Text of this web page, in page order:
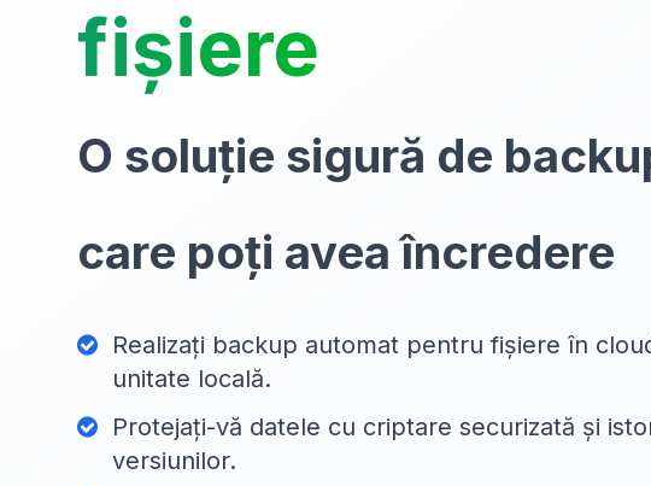
fișiere
O soluție sigură de
care poți avea încredere
Realizați backup automat pentru fișiere în
unitate locală.
Protejați-vă datele cu criptare securizată și
versiunilor.